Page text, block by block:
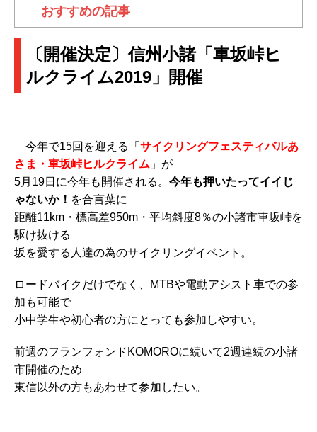
おすすめの記事
〔開催決定〕信州小諸「車坂峠ヒ
ルクライム2019」開催
今年で15回を迎える「 サイクリングフェスティバルあ
さま・車坂峠ヒルクライム 」が
5月19日に今年も開催される。 今年も押いたってイイじ
ゃないか！ を合言葉に
距離11km・標高差950m・平均斜度8％の小諸市車坂峠を
駆け抜ける
坂を愛する人達の為のサイクリングイベント。
ロードバイクだけでなく、MTBや電動アシスト車での参
加も可能で
小中学生や初心者の方にとっても参加しやすい。
前週のフランフォンドKOMOROに続いて2週連続の小諸
市開催のため
東信以外の方もあわせて参加したい。